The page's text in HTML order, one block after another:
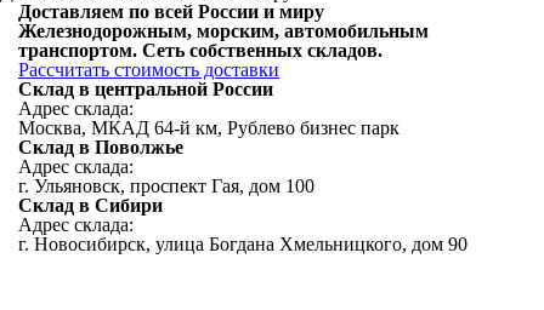
Доставляем по всей России и миру
Железнодорожным, морским, автомобильным
транспортом. Сеть собственных складов.
Рассчитать стоимость доставки
Склад в центральной России
Адрес склада:
Москва, МКАД 64-й км, Рублево бизнес парк
Склад в Поволжье
Адрес склада:
г. Ульяновск, проспект Гая, дом 100
Склад в Cибири
Адрес склада:
г. Новосибирск, улица Богдана Хмельницкого, дом 90